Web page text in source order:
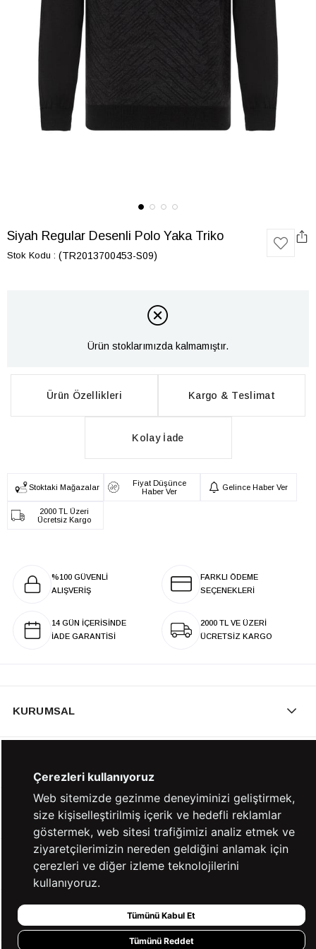
Siyah Regular Desenli Polo Yaka Triko
Stok Kodu (TR2013700453-S09)
Ürün stoklarımızda kalmamıştır.
Ürün Özellikleri Kargo & Teslimat
Kolay İade
Stoktaki Mağazalar
Fiyat Düşünce
Haber Ver
Gelince Haber Ver
2000 TL Üzeri
Ücretsiz Kargo
%100 GÜVENLİ
ALIŞVERİŞ
FARKLI ÖDEME
SEÇENEKLERİ
14 GÜN İÇERİSİNDE
İADE GARANTİSİ
2000 TL VE ÜZERİ
ÜCRETSİZ KARGO
KURUMSAL
YARDIM
BİZE ULAŞIN
HIZLI ERİŞİM
Çerezleri kullanıyoruz
Web sitemizde gezinme deneyiminizi geliştirmek,
size kişiselleştirilmiş içerik ve hedefli reklamlar
göstermek, web sitesi trafiğimizi analiz etmek ve
ziyaretçilerimizin nereden geldiğini anlamak için
çerezleri ve diğer izleme teknolojilerini
kullanıyoruz.
Tümünü Kabul Et
Tümünü Reddet